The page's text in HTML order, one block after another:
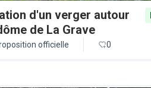
d'un verger autour
de La Grave
officielle 0